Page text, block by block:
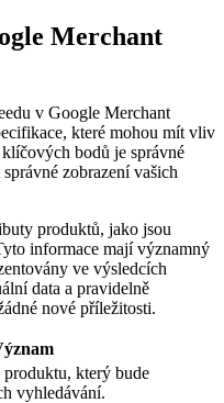
Merchant
v Google Merchant
které mohou mít vliv
klíčových bodů je správné
zobrazení vašich
produktů, jako jsou
informace mají významný
ve výsledcích
data a pravidelně
nové příležitosti.
produktu, který bude
vyhledávání.